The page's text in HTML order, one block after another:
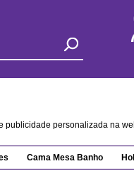
personalizada na
Cama Mesa Banho